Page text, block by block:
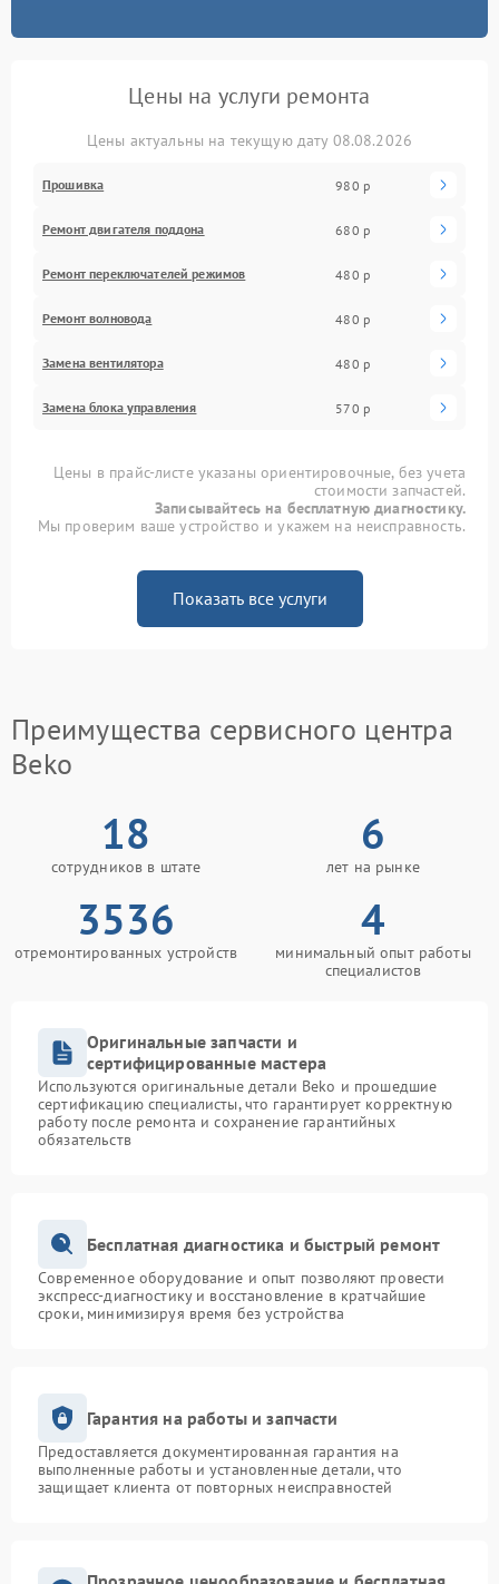
Цены на услуги ремонта
Цены актуальны на текущую дату 08.08.2026
Прошивка 980 р
Ремонт двигателя поддона 680 р
Ремонт переключателей режимов 480 р
Ремонт волновода 480 р
Замена вентилятора 480 р
Замена блока управления 570 р
Цены в прайс-листе указаны ориентировочные, без учета
стоимости запчастей.
Записывайтесь на бесплатную диагностику.
Мы проверим ваше устройство и укажем на неисправность.
Показать все услуги
Преимущества сервисного центра
Beko
18
сотрудников в штате
6
лет на рынке
3536
отремонтированных устройств
4
минимальный опыт работы
специалистов
Оригинальные запчасти и
сертифицированные мастера
Используются оригинальные детали Beko и прошедшие
сертификацию специалисты, что гарантирует корректную
работу после ремонта и сохранение гарантийных
обязательств
Бесплатная диагностика и быстрый ремонт
Современное оборудование и опыт позволяют провести
экспресс-диагностику и восстановление в кратчайшие
сроки, минимизируя время без устройства
Гарантия на работы и запчасти
Предоставляется документированная гарантия на
выполненные работы и установленные детали, что
защищает клиента от повторных неисправностей